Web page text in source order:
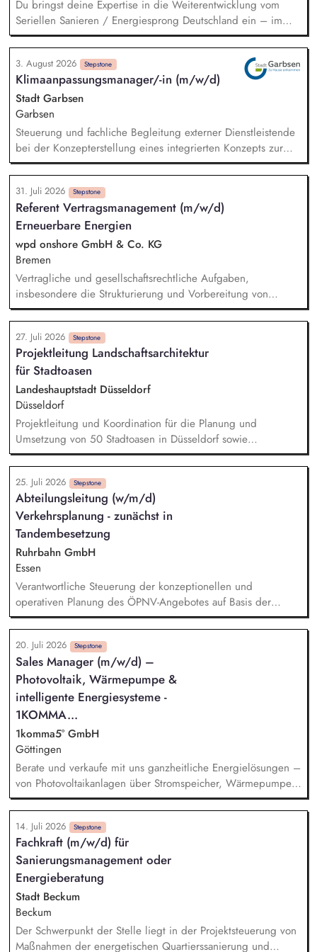
Du bringst deine Expertise in die Weiterentwicklung vom
Seriellen Sanieren / Energiesprong Deutschland ein – im
engen Austausch u.a. mit der dena, mit Blick auf
Markthochlauf und Support im regulatorischen Umfeld und
der Stakeholder. Business-Development-Standbein: Du
akquirierst und verantwortest eigenständig Projekte für unser
Vorqualifizierungs-Tool CoPilot und entwickelst /
implementierst die Skalierung. Du qualifizierst zudem
Bauunternehmen und Systemanbieter als Angebotspartner.
3. August 2026 Stepstone
Klimaanpassungsmanager/-in (m/w/d)
Stadt Garbsen
Garbsen
Steuerung und fachliche Begleitung externer Dienstleistende
bei der Konzepterstellung eines integrierten Konzepts zur
nachhaltigen Klimaanpassung und für Natürlichen
Klimaschutz. Analyse klimatischer Risiken und Betroffenheiten
der Kommune (z. B. Hitze, Starkregen, Trockenheit).
Identifikation kommunaler Handlungsfelder der
Klimaanpassung. Erarbeitung eines Maßnahmenkatalogs mit
Priorisierung zur Entwicklung von Umsetzungsstrategien.
Integration der Klimaanpassung als Querschnittsaufgabe in
bestehende Verwaltungsprozesse und Strukturen.
31. Juli 2026 Stepstone
Referent Vertragsmanagement (m/w/d)
Erneuerbare Energien
wpd onshore GmbH & Co. KG
Bremen
Vertragliche und gesellschaftsrechtliche Aufgaben,
insbesondere die Strukturierung und Vorbereitung von
Verträgen Begleitung von Gesellschaftsgründungen sowie
Erstellung gesellschaftsrechtlicher Unterlagen und
Vertragszusammenfassungen Verwaltung und Pflege von
Datenbanken Abteilungsorganisatorische Aufgaben und
allgemeine Bürotätigkeiten Organisation von
Gesellschafterversammlungen und Kommunikation mit
internen und externen Projektpartnern/Ansprechpartnern
27. Juli 2026 Stepstone
Projektleitung Landschaftsarchitektur
für Stadtoasen
Landeshauptstadt Düsseldorf
Düsseldorf
Projektleitung und Koordination für die Planung und
Umsetzung von 50 Stadtoasen in Düsseldorf sowie
Entwicklung eines gesamtstädtischen Konzeptes mit dem Ziel
der Entsiegelung im Sinne der Klimaanpassung und
Biodiversität zur Schaffung von ökologischen Räumen mit
Aufenthaltsqualität für Bürger*innen
Finanzmittelverantwortung über das Projektvolumen in Höhe
von 10 Millionen Euro sowie die Akquise von Fördermitteln
kontinuierliche Berichterstattung gegenüber der Amtsleitung
und Vertretung in politischen Gremien Steuerung und
Koordination von Informationen und Projektvorschlägen mit
dem internen Projektteam sowie anderen städtischen und
externen Akteuren
25. Juli 2026 Stepstone
Abteilungsleitung (w/m/d)
Verkehrsplanung - zunächst in
Tandembesetzung
Ruhrbahn GmbH
Essen
Verantwortliche Steuerung der konzeptionellen und
operativen Planung des ÖPNV-Angebotes auf Basis der
Nahverkehrspläne der Städte Essen und Mülheim an der
Ruhr. Strategische und operative Weiterentwicklung der
Fahrplanung und das Hand in Hand mit der Digitalisierung
und Weiterentwicklung der Fähigkeiten des Teams.
Sicherstellung der kundenorientierten, vernetzten und
wirtschaftlichen Angebotsqualität durch eine adäquate
Planung – von der Strategie bis in die operative
Fahrplanung, einschließlich Baustellen und Kurzfrist-
Maßnahmen.
20. Juli 2026 Stepstone
Sales Manager (m/w/d) –
Photovoltaik, Wärmepumpe &
intelligente Energiesysteme -
1KOMMA...
1komma5° GmbH
Göttingen
Berate und verkaufe mit uns ganzheitliche Energielösungen –
von Photovoltaikanlagen über Stromspeicher, Wärmepumpen
und Wallboxen bis hin zu unserem intelligenten
Energiemanagementsystem „Heartbeat
14. Juli 2026 Stepstone
Fachkraft (m/w/d) für
Sanierungsmanagement oder
Energieberatung
Stadt Beckum
Beckum
Der Schwerpunkt der Stelle liegt in der Projektsteuerung von
Maßnahmen der energetischen Quartierssanierung und